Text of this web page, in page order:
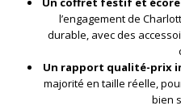
l’engagement de
durable, avec des
Un rapport qualité-prix
majorité en taille réelle,
bien